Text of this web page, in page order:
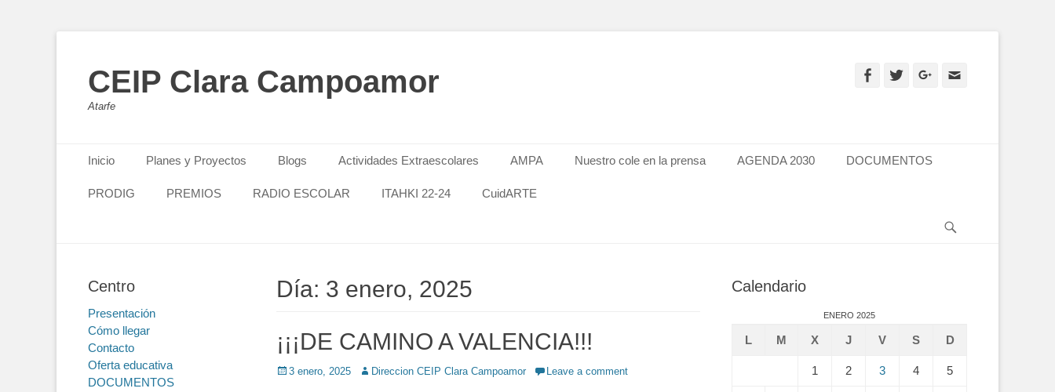
CEIP Clara Campoamor
Atarfe
FacebookTwitterGoogleplus
Primary Menu
content
Inicio Planes y Proyectos Blogs Actividades Extraescolares AMPA Nuestro cole en la prensa AGENDA 2030 DOCUMENTOS
PRODIG PREMIOS RADIO ESCOLAR ITAHKI 22-24 CuidARTE
Día: 3 enero, 2025
¡¡¡DE CAMINO A VALENCIA!!!
Posted
3 enero, 2025 Author
Direccion CEIP Clara Campoamor Leave a comment
Calendario
ENERO 2025
L M X J V S D
1 2 3 4 5
Centro
Presentación
Cómo llegar
Contacto
Oferta educativa
DOCUMENTOS